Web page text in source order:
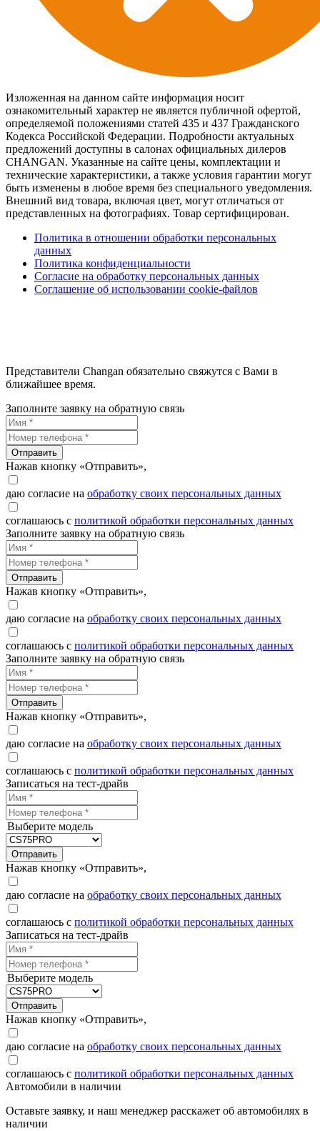
Изложенная на данном сайте информация носит
ознакомительный характер не является публичной офертой,
определяемой положениями статей 435 и 437 Гражданского
Кодекса Российской Федерации. Подробности актуальных
предложений доступны в салонах официальных дилеров
CHANGAN. Указанные на сайте цены, комплектации и
технические характеристики, а также условия гарантии могут
быть изменены в любое время без специального уведомления.
Внешний вид товара, включая цвет, могут отличаться от
представленных на фотографиях. Товар сертифицирован.
Политика в отношении обработки персональных
данных
Политика конфиденциальности
Согласие на обработку персональных данных
Соглашение об использовании cookie-файлов
Представители Changan обязательно свяжутся с Вами в
ближайшее время.
Заполните заявку на обратную связь
Отправить
Нажав кнопку «Отправить»,
даю согласие на обработку своих персональных данных
соглашаюсь с политикой обработки персональных данных
Заполните заявку на обратную связь
Отправить
Нажав кнопку «Отправить»,
даю согласие на обработку своих персональных данных
соглашаюсь с политикой обработки персональных данных
Заполните заявку на обратную связь
Отправить
Нажав кнопку «Отправить»,
даю согласие на обработку своих персональных данных
соглашаюсь с политикой обработки персональных данных
Записаться на тест-драйв
Выберите модель
Отправить
Нажав кнопку «Отправить»,
даю согласие на обработку своих персональных данных
соглашаюсь с политикой обработки персональных данных
Записаться на тест-драйв
Выберите модель
Отправить
Нажав кнопку «Отправить»,
даю согласие на обработку своих персональных данных
соглашаюсь с политикой обработки персональных данных
Автомобили в наличии
Оставьте заявку, и наш менеджер расскажет об автомобилях в
наличии